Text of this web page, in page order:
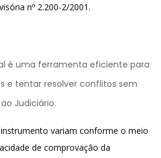
nº 2.200-2/2001.
é uma ferramenta eficiente para
e tentar resolver conflitos sem
Judiciário.
variam conforme o meio
de comprovação da